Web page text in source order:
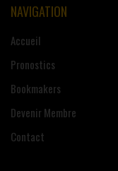
NAVIGATION
Accueil
Pronostics
Bookmakers
Devenir Membre
Contact